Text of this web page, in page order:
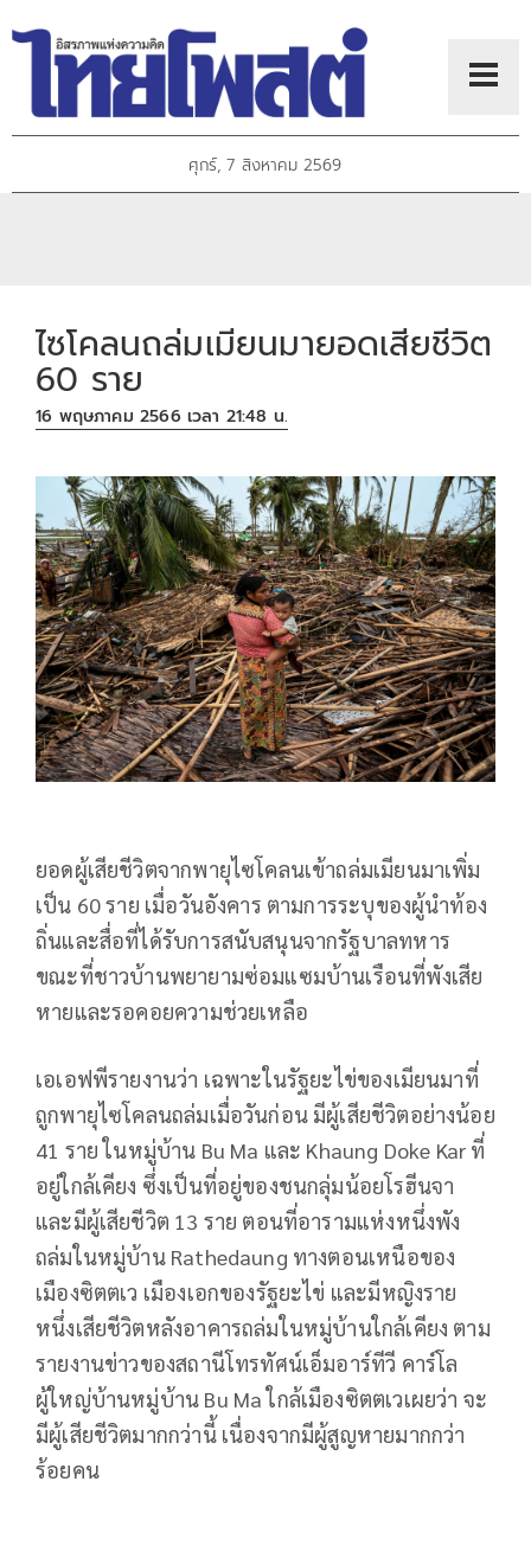
ศุกร์, 7 สิงหาคม 2569
ไซโคลนถล่มเมียนมายอดเสียชีวิต
60 ราย
16 พฤษภาคม 2566 เวลา 21:48 น.
ยอดผู้เสียชีวิตจากพายุไซโคลนเข้าถล่มเมียนมาเพิ่ม
เป็น 60 ราย เมื่อวันอังคาร ตามการระบุของผู้นำท้อง
ถิ่นและสื่อที่ได้รับการสนับสนุนจากรัฐบาลทหาร
ขณะที่ชาวบ้านพยายามซ่อมแซมบ้านเรือนที่พังเสีย
หายและรอคอยความช่วยเหลือ
เอเอฟพีรายงานว่า เฉพาะในรัฐยะไข่ของเมียนมาที่
ถูกพายุไซโคลนถล่มเมื่อวันก่อน มีผู้เสียชีวิตอย่างน้อย
41 ราย ในหมู่บ้าน Bu Ma และ Khaung Doke Kar ที่
อยู่ใกล้เคียง ซึ่งเป็นที่อยู่ของชนกลุ่มน้อยโรฮีนจา
และมีผู้เสียชีวิต 13 ราย ตอนที่อารามแห่งหนึ่งพัง
ถล่มในหมู่บ้าน Rathedaung ทางตอนเหนือของ
เมืองซิตตเว เมืองเอกของรัฐยะไข่ และมีหญิงราย
หนึ่งเสียชีวิตหลังอาคารถล่มในหมู่บ้านใกล้เคียง ตาม
รายงานข่าวของสถานีโทรทัศน์เอ็มอาร์ทีวี คาร์โล
ผู้ใหญ่บ้านหมู่บ้าน Bu Ma ใกล้เมืองซิตตเวเผยว่า จะ
มีผู้เสียชีวิตมากกว่านี้ เนื่องจากมีผู้สูญหายมากกว่า
ร้อยคน